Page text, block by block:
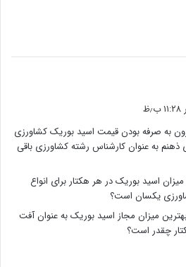
به صرفه بودن قیمت اسید بوریک کشاورزی
ذهنم به عنوان کارشناس رشته کشاورزی باقی
میزان اسید بوریک در هر هکتار برای انواع
یکسان است؟
میزان مجاز اسید بوریک به عنوان آفت
چقدر است؟